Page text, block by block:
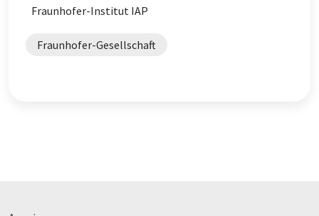
Fraunhofer-Institut IAP
Fraunhofer-Gesellschaft